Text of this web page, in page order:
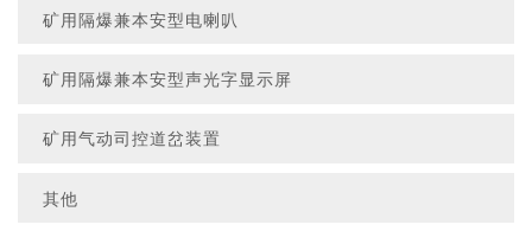
矿用隔爆兼本安型电喇叭
矿用隔爆兼本安型声光字显示屏
矿用气动司控道岔装置
其他